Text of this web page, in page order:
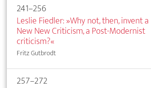
241–256
Leslie Fiedler: »Why not, then, invent a
New New Criticism, a Post-Modernist
criticism?«
Fritz Gutbrodt
257–272